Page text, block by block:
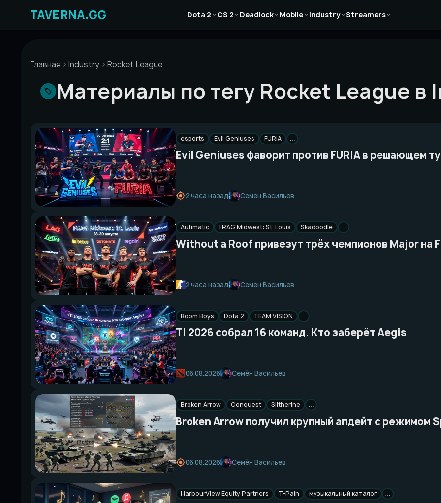
Dota 2
Статьи CS 2
СтатьиDeadlock
Статьи
Mobile
Статьи Industry
Статьи
Streamers
Статьи
Главная Industry Rocket League
Материалы по тегу Rocket League в
esports Evil Geniuses FURIA …
Evil Geniuses фаворит против FURIA в решающем
2 часа назад Семён Васильев
Autimatic FRAG Midwest: St. Louis Skadoodle …
Without a Roof привезут трёх чемпионов Major на
2 часа назад Семён Васильев
Boom Boys Dota 2 TEAM VISION …
TI 2026 собрал 16 команд. Кто заберёт Aegis
06.08.2026 Семён Васильев
Broken Arrow Conquest Slitherine …
Broken Arrow получил крупный апдейт с режимом
06.08.2026 Семён Васильев
HarbourView Equity Partners T-Pain музыкальный каталог …